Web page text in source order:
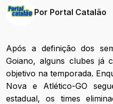
Por Portal Catalão
Após a definição dos
Goiano, alguns clubes já
objetivo na temporada.
Nova e Atlético-GO
estadual, os times